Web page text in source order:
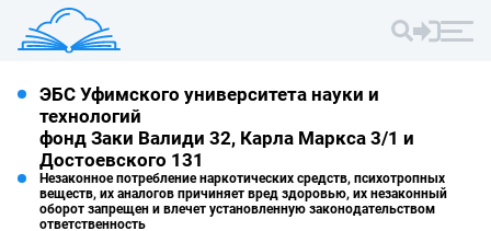
ЭБС Уфимского университета науки и
технологий
фонд Заки Валиди 32, Карла Маркса 3/1 и
Достоевского 131
Незаконное потребление наркотических средств, психотропных
веществ, их аналогов причиняет вред здоровью, их незаконный
оборот запрещен и влечет установленную законодательством
ответственность